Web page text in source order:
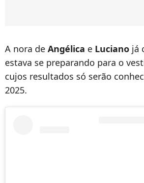
A nora de Angélica e Luciano já
estava se preparando para o
cujos resultados só serão
2025.